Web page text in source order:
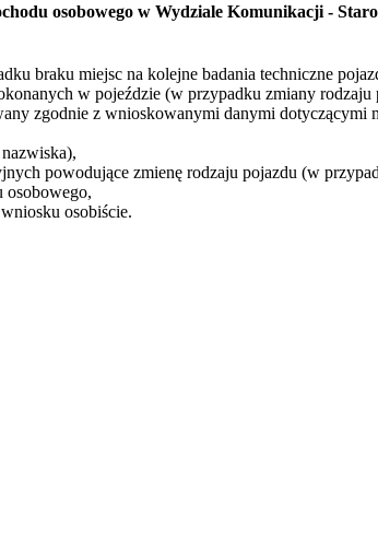
osobowego w Wydziale Komunikacji -
braku miejsc na kolejne badania techniczne
w pojeździe (w przypadku zmiany
zgodnie z wnioskowanymi danymi
powodujące zmienę rodzaju pojazdu (w
osobowego,
osobiście.